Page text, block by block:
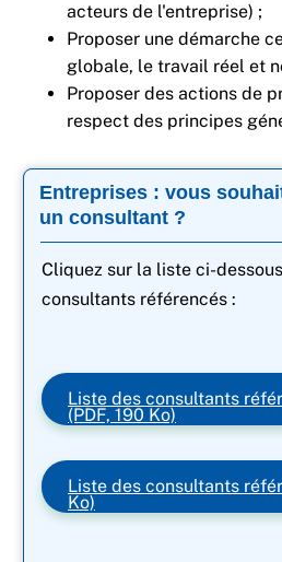
acteurs de l'entreprise) ;
Proposer une démarche
globale, le travail réel et
Proposer des actions de
respect des principes
Entreprises : vous
un consultant ?
Cliquez sur la liste ci-
consultants référencés :
Liste des consultants
(PDF, 190 Ko)
Liste des consultants
Ko)